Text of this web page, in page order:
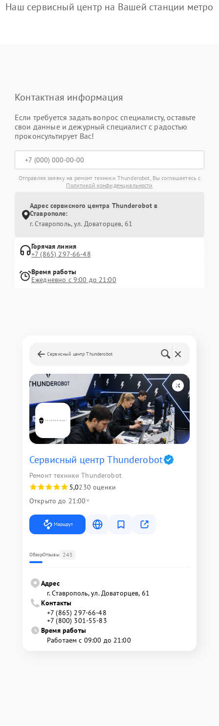
Наш сервисный центр на Вашей станции метро
Контактная информация
Если требуется задать вопрос специалисту, оставьте
свои данные и дежурный специалист с радостью
проконсультирует Вас!
Отправляя заявку на ремонт техники Thunderobot, Вы соглашаетесь с
Политикой конфиденциальности
Адрес сервисного центра Thunderobot в
Ставрополе:
г. Ставрополь, ул. Доваторцев, 61
Горячая линия
+7 (865) 297-66-48
Время работы
Ежедневно с 9:00 до 21:00
Сервисный центр Thunderobot
Сервисный центр Thunderobot
Ремонт техники Thunderobot
5,0230 оценки
Открыто до 21:00
Маршрут
ОбзорОтзывы 245
Адрес
г. Ставрополь, ул. Доваторцев, 61
Контакты
+7 (865) 297-66-48
+7 (800) 301-55-83
Время работы
Работаем с 09:00 до 21:00